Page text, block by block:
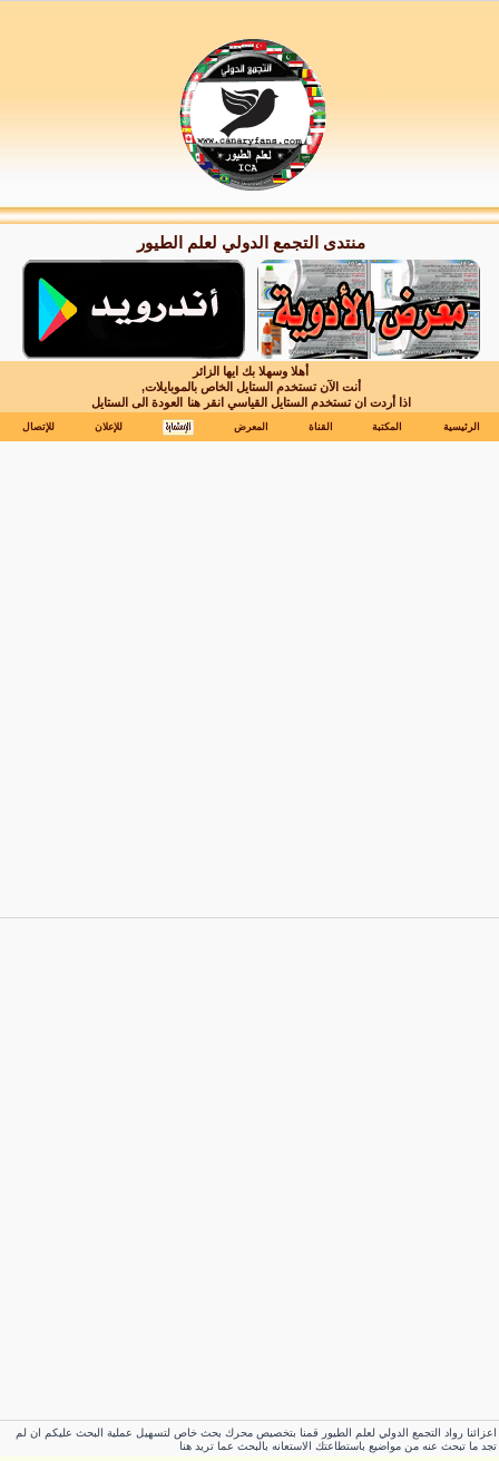
منتدى التجمع الدولي لعلم الطيور
أهلا وسهلا بك ايها الزائر
أنت الآن تستخدم الستايل الخاص بالموبايلات,
اذا أردت ان تستخدم الستايل القياسي انقر هناالعودة الى الستايل
الرئيسية المكتبة القناة المعرض للإعلان للإتصال
رواد التجمع الدولي لعلم الطيور قمنا بتخصيص محرك بحث خاص لتسهيل عملية البحث عليكم ان لم
ما تبحث عنه من مواضيع باستطاعتك الاستعانه بالبحث عما تريد هنا